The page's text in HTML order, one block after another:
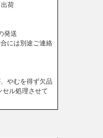
荷
発送
には別途ご連絡
やむを得ず欠品
ル処理させて